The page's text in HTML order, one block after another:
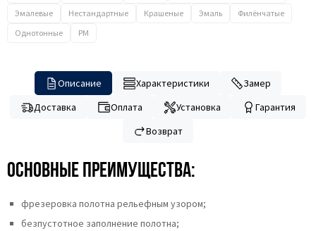
Эмалевые
Нестандартные Крашеные Эмаль
Филёнчатые
Однотонные
PM
Описание Характеристики
Замер
Доставка
Оплата Установка
Гарантия
Возврат
Основные преимущества:
фрезеровка полотна рельефным узором;
безпустотное заполнение полотна;